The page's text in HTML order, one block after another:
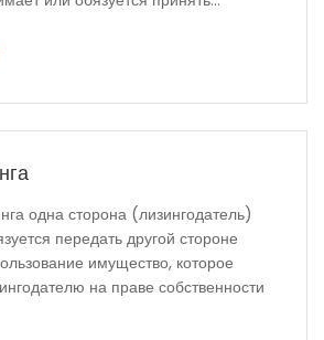
одна сторона (лизингодатель)
передать другой стороне
имущество, которое
на праве собственности